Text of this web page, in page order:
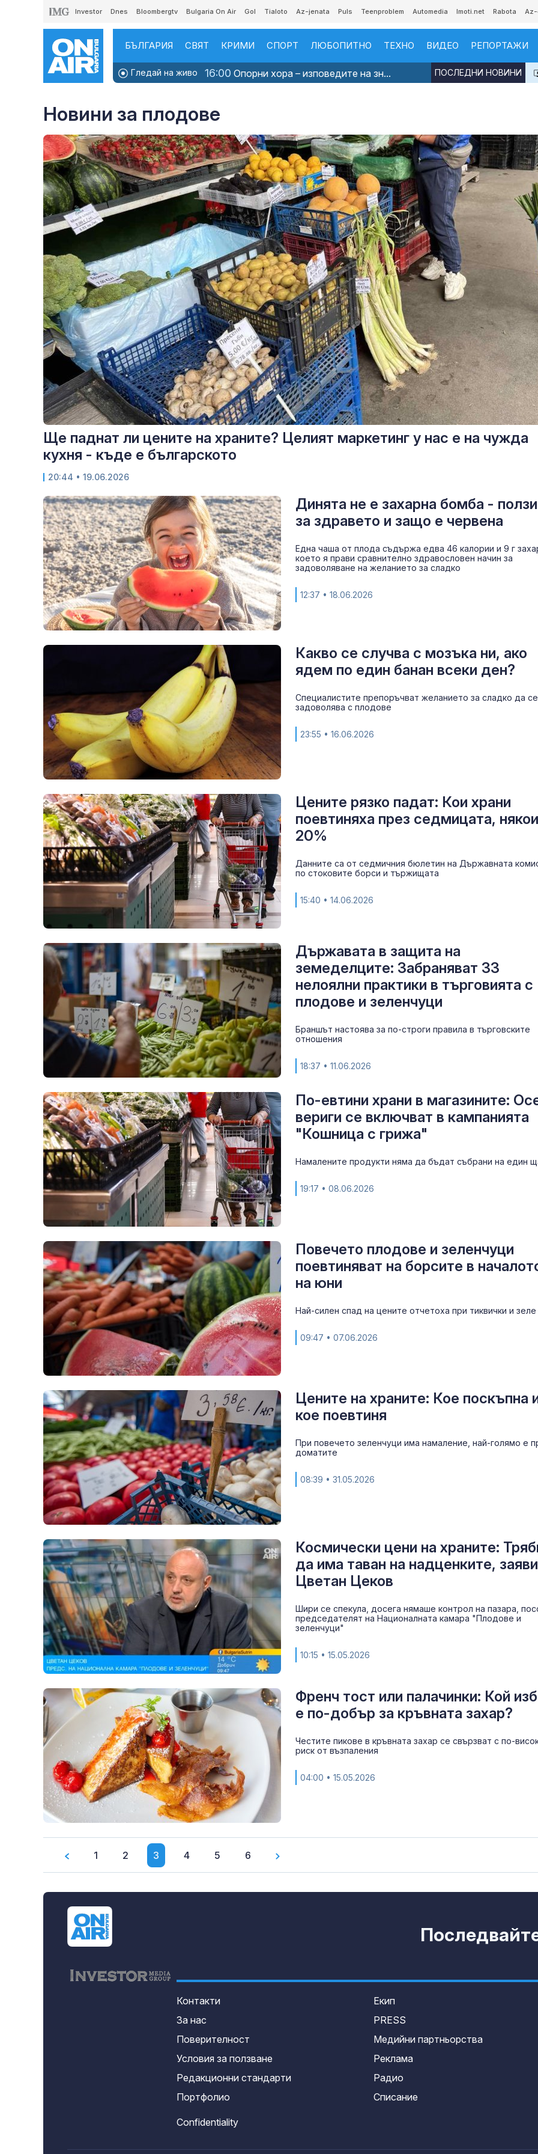
Investor Dnes Bloombergtv Bulgaria On Air Gol Tialoto Az-jenata Puls Teenproblem Automedia Imoti.net Rabota Az-
БЪЛГАРИЯ СВЯТ КРИМИ СПОРТ ЛЮБОПИТНО ТЕХНО ВИДЕО РЕПОРТАЖИ
Гледай на живо 16:00 Опорни хора – изповедите на зн... ПОСЛЕДНИ НОВИНИ
Новини за плодове
Ще паднат ли цените на храните? Целият маркетинг у нас е на чужда
кухня - къде е българското
20:44 • 19.06.2026
Динята не е захарна бомба -
за здравето и защо е червена
Една чаша от плода съдържа едва 46 калории и 9 г
което я прави сравнително здравословен начин за
задоволяване на желанието за сладко
12:37 • 18.06.2026
Какво се случва с мозъка ни, ако
ядем по един банан всеки ден?
Специалистите препоръчват желанието за сладко да се
задоволява с плодове
23:55 • 16.06.2026
Цените рязко падат: Кои храни
поевтиняха през седмицата,
20%
Данните са от седмичния бюлетин на Държавната
по стоковите борси и тържищата
15:40 • 14.06.2026
Държавата в защита на
земеделците: Забраняват 33
нелоялни практики в търговията с
плодове и зеленчуци
Браншът настоява за по-строги правила в търговските
отношения
18:37 • 11.06.2026
По-евтини храни в магазините:
вериги се включват в кампанията
"Кошница с грижа"
Намалените продукти няма да бъдат събрани на един
19:17 • 08.06.2026
Повечето плодове и зеленчуци
поевтиняват на борсите в
на юни
Най-силен спад на цените отчетоха при тиквички и зеле
09:47 • 07.06.2026
Цените на храните: Кое поскъпна
кое поевтиня
При повечето зеленчуци има намаление, най-голямо е
доматите
08:39 • 31.05.2026
Космически цени на храните:
да има таван на надценките, заяви
Цветан Цеков
Шири се спекула, досега нямаше контрол на пазара,
председателят на Националната камара "Плодове и
зеленчуци"
10:15 • 15.05.2026
Френч тост или палачинки: Кой
е по-добър за кръвната захар?
Честите пикове в кръвната захар се свързват с по-
риск от възпаления
04:00 • 15.05.2026
1 2 3 4 5 6
Скачат
заразени със
плажа във
Контакти
За нас
Поверителност
Условия за ползване
Редакционни стандарти
Портфолио
Екип
PRESS
Медийни партньорства
Реклама
Радио
Списание
Confidentiality